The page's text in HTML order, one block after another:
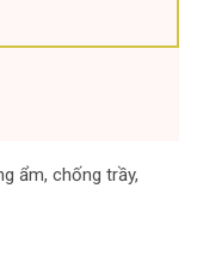
ẩm, chống trầy,